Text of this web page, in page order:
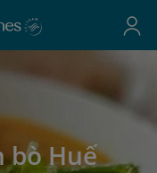
bò Huế